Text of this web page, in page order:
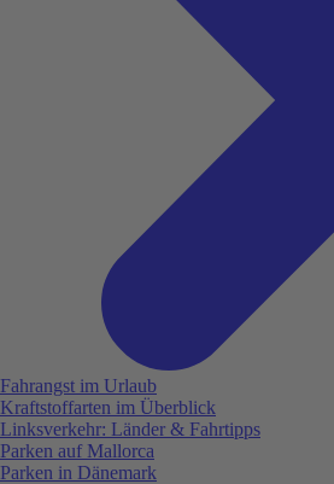
Fahrangst im Urlaub
Kraftstoffarten im Überblick
Linksverkehr: Länder & Fahrtipps
Parken auf Mallorca
Parken in Dänemark